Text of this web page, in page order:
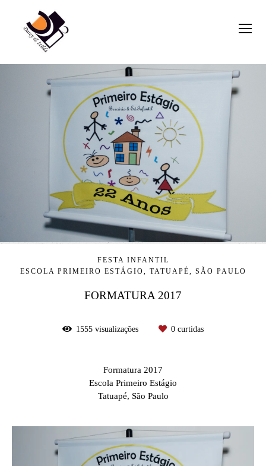
FESTA INFANTIL
ESCOLA PRIMEIRO ESTÁGIO, TATUAPÉ, SÃO PAULO
FORMATURA 2017
1555 visualizações 0 curtidas
Formatura 2017
Escola Primeiro Estágio
Tatuapé, São Paulo